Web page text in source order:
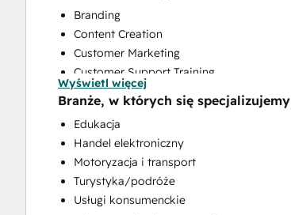
Branding
Content Creation
Customer Marketing
Customer Support Training
Email Marketing
Full Inbound Marketing Services
Paid Advertising
Search Engine Optimization
Social Media
Video Production
Website Design
Wyświetl więcej
Branże, w których się specjalizujemy
Edukacja
Handel elektroniczny
Motoryzacja i transport
Turystyka/podróże
Usługi konsumenckie